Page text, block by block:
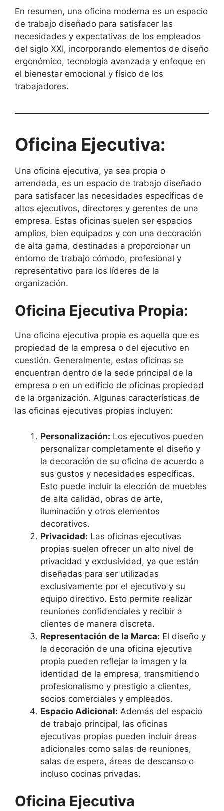
En resumen, una oficina moderna es un espacio
de trabajo diseñado para satisfacer las
necesidades y expectativas de los empleados
del siglo XXI, incorporando elementos de diseño
ergonómico, tecnología avanzada y enfoque en
el bienestar emocional y físico de los
trabajadores.
Oficina Ejecutiva:
Una oficina ejecutiva, ya sea propia o
arrendada, es un espacio de trabajo diseñado
para satisfacer las necesidades específicas de
altos ejecutivos, directores y gerentes de una
empresa. Estas oficinas suelen ser espacios
amplios, bien equipados y con una decoración
de alta gama, destinadas a proporcionar un
entorno de trabajo cómodo, profesional y
representativo para los líderes de la
organización.
Oficina Ejecutiva Propia:
Una oficina ejecutiva propia es aquella que es
propiedad de la empresa o del ejecutivo en
cuestión. Generalmente, estas oficinas se
encuentran dentro de la sede principal de la
empresa o en un edificio de oficinas propiedad
de la organización. Algunas características de
las oficinas ejecutivas propias incluyen:
Personalización: Los ejecutivos pueden
personalizar completamente el diseño y
la decoración de su oficina de acuerdo a
sus gustos y necesidades específicas.
Esto puede incluir la elección de muebles
de alta calidad, obras de arte,
iluminación y otros elementos
decorativos.
Privacidad: Las oficinas ejecutivas
propias suelen ofrecer un alto nivel de
privacidad y exclusividad, ya que están
diseñadas para ser utilizadas
exclusivamente por el ejecutivo y su
equipo directivo. Esto permite realizar
reuniones confidenciales y recibir a
clientes de manera discreta.
Representación de la Marca: El diseño y
la decoración de una oficina ejecutiva
propia pueden reflejar la imagen y la
identidad de la empresa, transmitiendo
profesionalismo y prestigio a clientes,
socios comerciales y empleados.
Espacio Adicional: Además del espacio
de trabajo principal, las oficinas
ejecutivas propias pueden incluir áreas
adicionales como salas de reuniones,
salas de espera, áreas de descanso o
incluso cocinas privadas.
Oficina Ejecutiva